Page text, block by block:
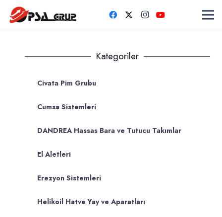
Kategoriler
Civata Pim Grubu
Cumsa Sistemleri
DANDREA Hassas Bara ve Tutucu Takımlar
El Aletleri
Erezyon Sistemleri
Helikoil Hatve Yay ve Aparatları